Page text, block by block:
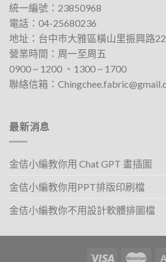
款
式。
可
在
產
品
頁
擇
選
可
在
頁
統一編號：23850968
電話： 04-25680236
地址： 台中巿大雅區橫山里振興路
營業時間：周一至周五
0900 ~ 1200 、1300 ~ 1700​
聯絡信箱：
最新消息
金佶小編教你用 Chat GPT 畫插圖
金佶小編教你用PPT排版印刷檔
金佶小編教你不用設計軟體排圖檔